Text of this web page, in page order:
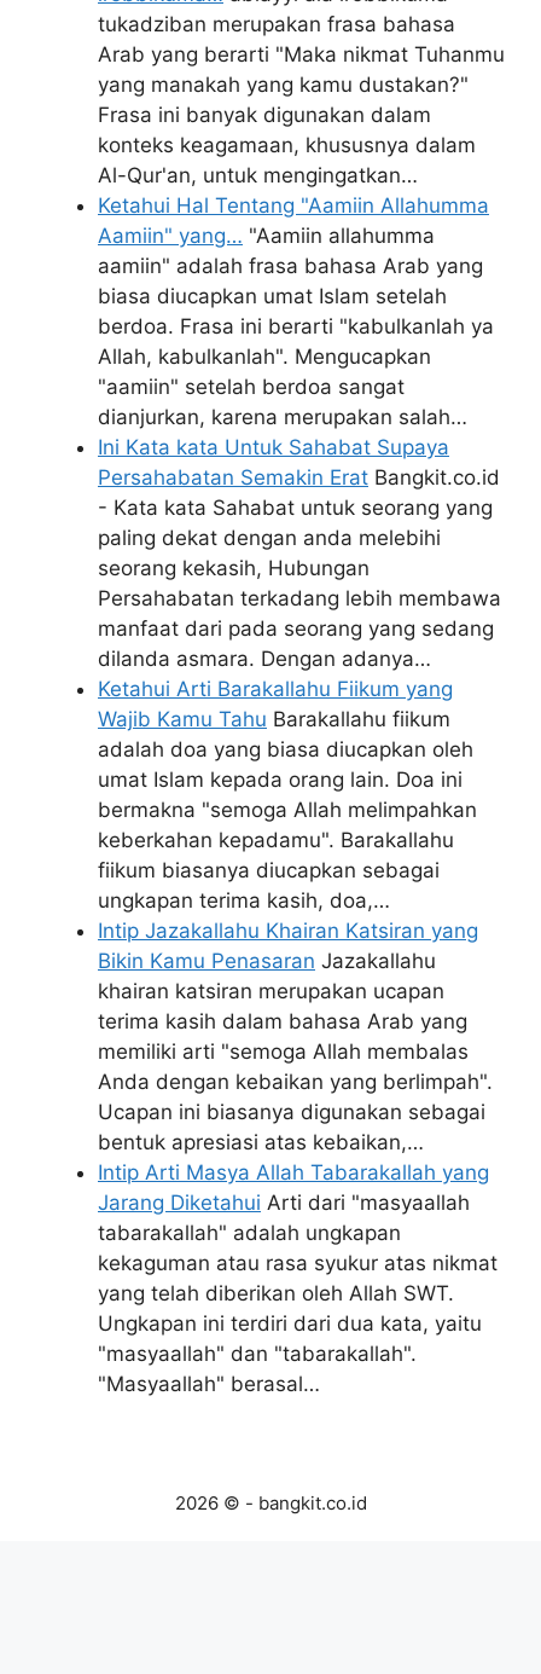
tukadziban merupakan frasa bahasa
Arab yang berarti "Maka nikmat Tuhanmu
yang manakah yang kamu dustakan?"
Frasa ini banyak digunakan dalam
konteks keagamaan, khususnya dalam
Al-Qur'an, untuk mengingatkan…
Ketahui Hal Tentang "Aamiin Allahumma
Aamiin" yang… "Aamiin allahumma
aamiin" adalah frasa bahasa Arab yang
biasa diucapkan umat Islam setelah
berdoa. Frasa ini berarti "kabulkanlah ya
Allah, kabulkanlah". Mengucapkan
"aamiin" setelah berdoa sangat
dianjurkan, karena merupakan salah…
Ini Kata kata Untuk Sahabat Supaya
Persahabatan Semakin Erat Bangkit.co.id
- Kata kata Sahabat untuk seorang yang
paling dekat dengan anda melebihi
seorang kekasih, Hubungan
Persahabatan terkadang lebih membawa
manfaat dari pada seorang yang sedang
dilanda asmara. Dengan adanya…
Ketahui Arti Barakallahu Fiikum yang
Wajib Kamu Tahu Barakallahu fiikum
adalah doa yang biasa diucapkan oleh
umat Islam kepada orang lain. Doa ini
bermakna "semoga Allah melimpahkan
keberkahan kepadamu". Barakallahu
fiikum biasanya diucapkan sebagai
ungkapan terima kasih, doa,…
Intip Jazakallahu Khairan Katsiran yang
Bikin Kamu Penasaran Jazakallahu
khairan katsiran merupakan ucapan
terima kasih dalam bahasa Arab yang
memiliki arti "semoga Allah membalas
Anda dengan kebaikan yang berlimpah".
Ucapan ini biasanya digunakan sebagai
bentuk apresiasi atas kebaikan,…
Intip Arti Masya Allah Tabarakallah yang
Jarang Diketahui Arti dari "masyaallah
tabarakallah" adalah ungkapan
kekaguman atau rasa syukur atas nikmat
yang telah diberikan oleh Allah SWT.
Ungkapan ini terdiri dari dua kata, yaitu
"masyaallah" dan "tabarakallah".
"Masyaallah" berasal…
2026 © - bangkit.co.id